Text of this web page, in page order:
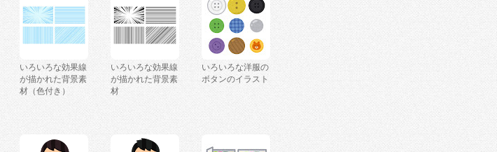
いろいろな効果線
が描かれた背景素
材（色付き）
いろいろな効果線
が描かれた背景素
材
いろいろな洋服の
ボタンのイラスト